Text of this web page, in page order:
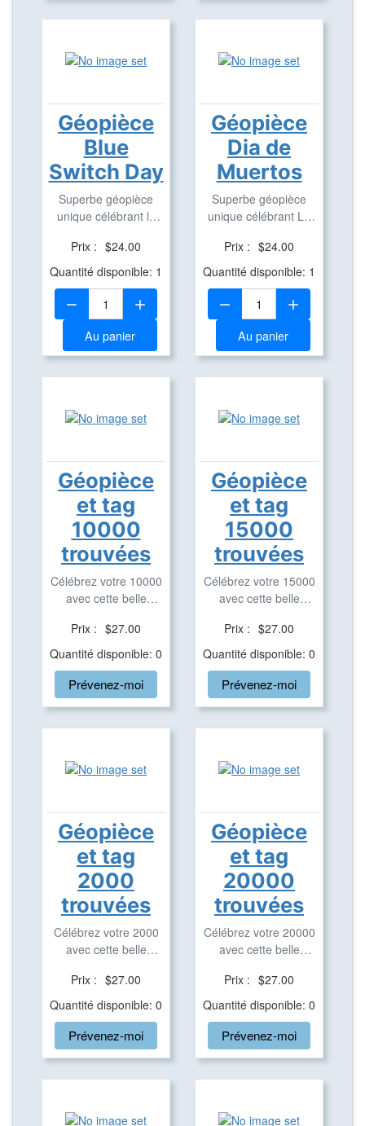
Géopièce
Blue
Switch Day
Superbe géopièce
unique célébrant le
Prix : $24.00
Quantité disponible: 1
Quantité:
Au panier
Géopièce
Dia de
Muertos
Superbe géopièce
unique célébrant Le
Prix : $24.00
Quantité disponible: 1
Quantité:
Au panier
Géopièce
et tag
10000
trouvées
Célébrez votre 10000
avec cette belle
Prix : $27.00
Quantité disponible: 0
Prévenez-moi
Géopièce
et tag
15000
trouvées
Célébrez votre 15000
avec cette belle
Prix : $27.00
Quantité disponible: 0
Prévenez-moi
Géopièce
et tag
2000
trouvées
Célébrez votre 2000
avec cette belle
Prix : $27.00
Quantité disponible: 0
Prévenez-moi
Géopièce
et tag
20000
trouvées
Célébrez votre 20000
avec cette belle
Prix : $27.00
Quantité disponible: 0
Prévenez-moi